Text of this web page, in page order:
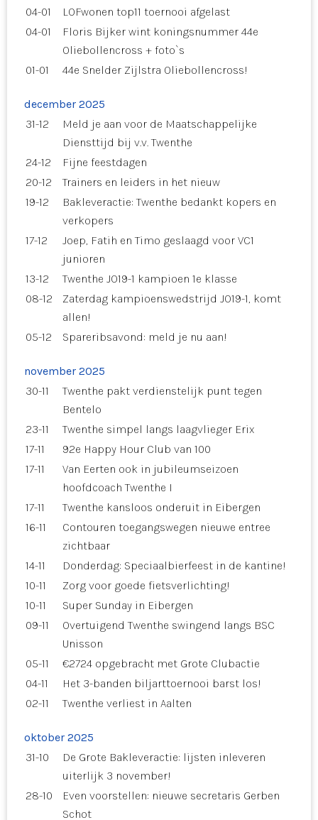
04-01
LOFwonen top11 toernooi afgelast
04-01
Floris Bijker wint koningsnummer 44e
Oliebollencross + foto`s
01-01
44e Snelder Zijlstra Oliebollencross!
december 2025
31-12
Meld je aan voor de Maatschappelijke
Diensttijd bij v.v. Twenthe
24-12
Fijne feestdagen
20-12
Trainers en leiders in het nieuw
19-12
Bakleveractie: Twenthe bedankt kopers en
verkopers
17-12
Joep, Fatih en Timo geslaagd voor VC1
junioren
13-12
Twenthe JO19-1 kampioen 1e klasse
08-12
Zaterdag kampioenswedstrijd JO19-1, komt
allen!
05-12
Spareribsavond: meld je nu aan!
november 2025
30-11
Twenthe pakt verdienstelijk punt tegen
Bentelo
23-11
Twenthe simpel langs laagvlieger Erix
17-11
92e Happy Hour Club van 100
17-11
Van Eerten ook in jubileumseizoen
hoofdcoach Twenthe I
17-11
Twenthe kansloos onderuit in Eibergen
16-11
Contouren toegangswegen nieuwe entree
zichtbaar
14-11
Donderdag: Speciaalbierfeest in de kantine!
10-11
Zorg voor goede fietsverlichting!
10-11
Super Sunday in Eibergen
09-11
Overtuigend Twenthe swingend langs BSC
Unisson
05-11
€2724 opgebracht met Grote Clubactie
04-11
Het 3-banden biljarttoernooi barst los!
02-11
Twenthe verliest in Aalten
oktober 2025
31-10
De Grote Bakleveractie: lijsten inleveren
uiterlijk 3 november!
28-10
Even voorstellen: nieuwe secretaris Gerben
Schot